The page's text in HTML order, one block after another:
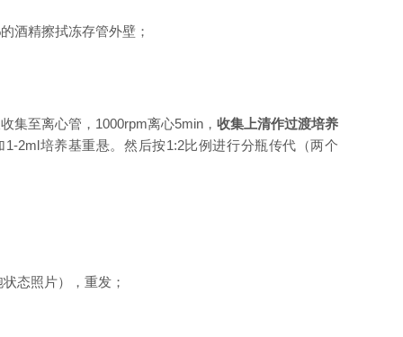
酒精擦拭冻存管外壁；
集至离心管， 1000rpm离心5min， 收集上清作过渡培养
2ml培养基重悬。然后按1:2比例进行分瓶传代（两个
态照片），重发；